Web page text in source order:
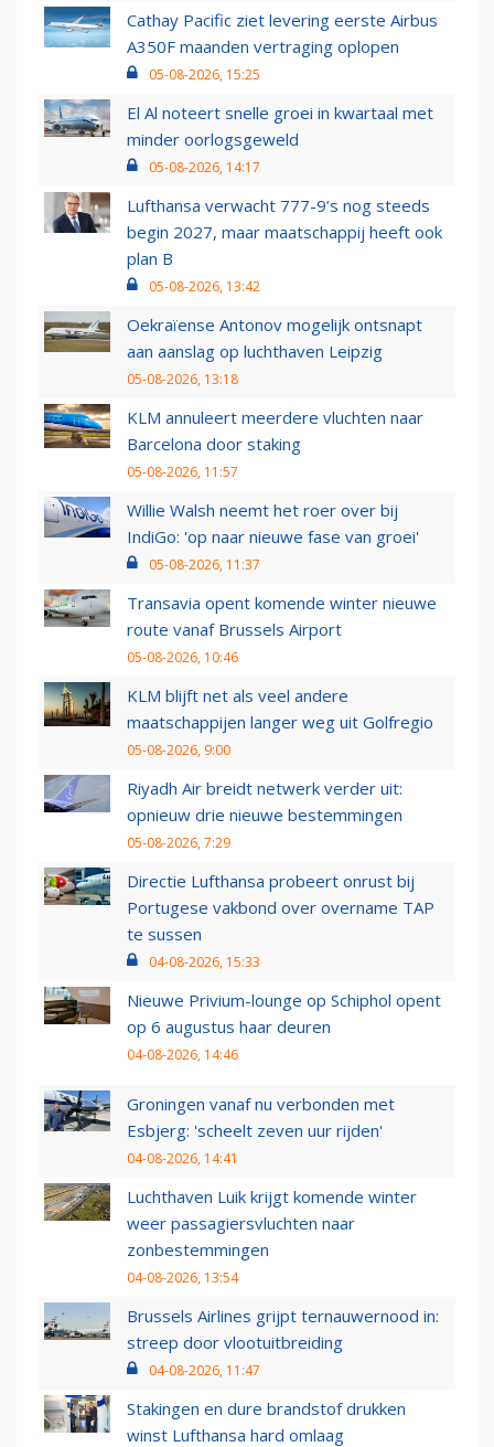
Cathay Pacific ziet levering eerste Airbus
A350F maanden vertraging oplopen
05-08-2026, 15:25
El Al noteert snelle groei in kwartaal met
minder oorlogsgeweld
05-08-2026, 14:17
Lufthansa verwacht 777-9’s nog steeds
begin 2027, maar maatschappij heeft ook
plan B
05-08-2026, 13:42
Oekraïense Antonov mogelijk ontsnapt
aan aanslag op luchthaven Leipzig
05-08-2026, 13:18
KLM annuleert meerdere vluchten naar
Barcelona door staking
05-08-2026, 11:57
Willie Walsh neemt het roer over bij
IndiGo: 'op naar nieuwe fase van groei'
05-08-2026, 11:37
Transavia opent komende winter nieuwe
route vanaf Brussels Airport
05-08-2026, 10:46
KLM blijft net als veel andere
maatschappijen langer weg uit Golfregio
05-08-2026, 9:00
Riyadh Air breidt netwerk verder uit:
opnieuw drie nieuwe bestemmingen
05-08-2026, 7:29
Directie Lufthansa probeert onrust bij
Portugese vakbond over overname TAP
te sussen
04-08-2026, 15:33
Nieuwe Privium-lounge op Schiphol opent
op 6 augustus haar deuren
04-08-2026, 14:46
Groningen vanaf nu verbonden met
Esbjerg: 'scheelt zeven uur rijden'
04-08-2026, 14:41
Luchthaven Luik krijgt komende winter
weer passagiersvluchten naar
zonbestemmingen
04-08-2026, 13:54
Brussels Airlines grijpt ternauwernood in:
streep door vlootuitbreiding
04-08-2026, 11:47
Stakingen en dure brandstof drukken
winst Lufthansa hard omlaag